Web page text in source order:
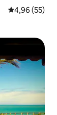
Vlerësimi
4,96 (55)